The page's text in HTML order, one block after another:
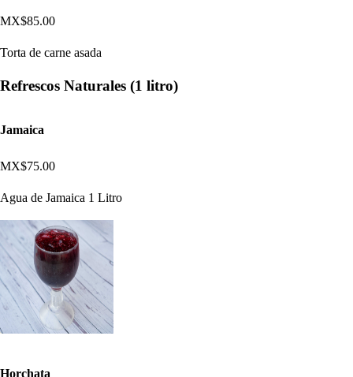
MX$85.00
Torta de carne asada
Refrescos Naturales (1 litro)
Jamaica
MX$75.00
Agua de Jamaica 1 Litro
Horchata